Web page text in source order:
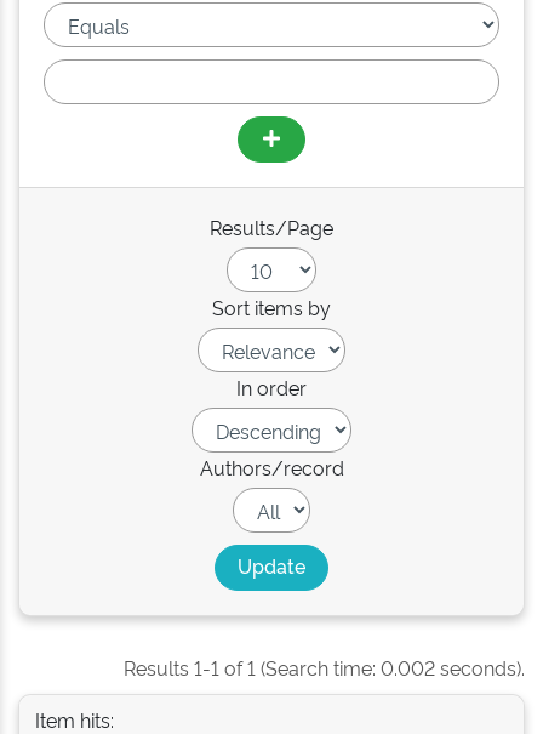
Results/Page
Sort items by
In order
Authors/record
Results 1-1 of 1 (Search time: 0.002 seconds).
Item hits: